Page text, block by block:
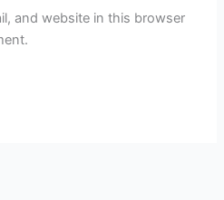
and website in this browser